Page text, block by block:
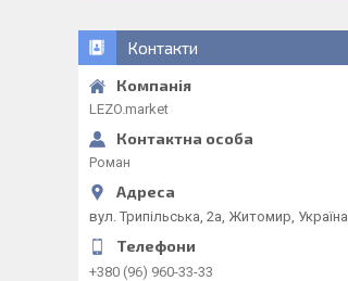
Контакти
LEZO.market
Роман
вул. Трипільська, 2а, Житомир, Україна
+380 (96) 960-33-33